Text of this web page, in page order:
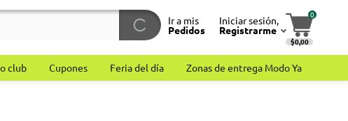
Ir a mis
Pedidos
Iniciar sesión,
Registrarme
0
$0,00
club Cupones Feria del día Zonas de entrega Modo Ya